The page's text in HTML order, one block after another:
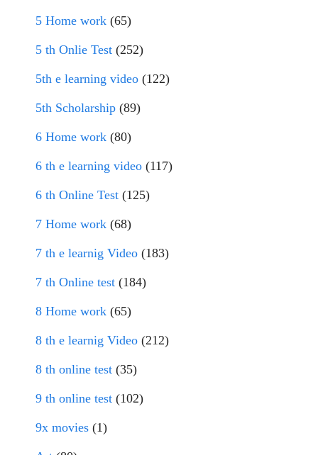
5 Home work (65)
5 th Onlie Test (252)
5th e learning video (122)
5th Scholarship (89)
6 Home work (80)
6 th e learning video (117)
6 th Online Test (125)
7 Home work (68)
7 th e learnig Video (183)
7 th Online test (184)
8 Home work (65)
8 th e learnig Video (212)
8 th online test (35)
9 th online test (102)
9x movies (1)